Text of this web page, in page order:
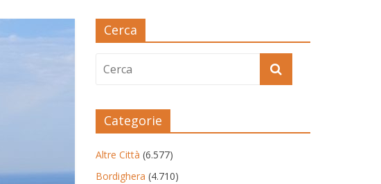
Cerca
Categorie
Altre Città (6.577)
Bordighera (4.710)